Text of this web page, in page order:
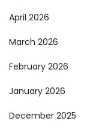
April 2026
March 2026
February 2026
January 2026
December 2025